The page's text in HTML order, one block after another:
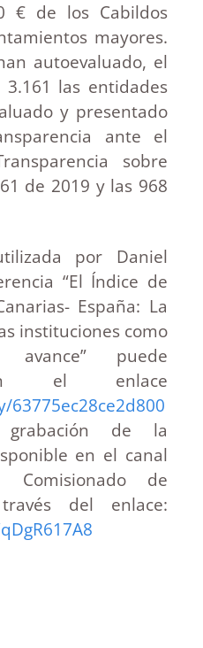
€ de los Cabildos
mayores.
autoevaluado, el
las entidades
y presentado
ante el
sobre
de 2019 y las 968
por Daniel
“El Índice de
España: La
instituciones como
puede
el enlace
63775ec28ce2d800
de la
en el canal
de
del enlace: